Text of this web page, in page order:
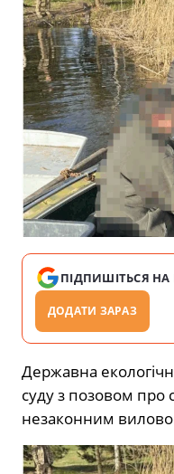
ПІДПИШІТЬСЯ НА
ДОДАТИ ЗАРАЗ
Державна
суду з позовом про
незаконним